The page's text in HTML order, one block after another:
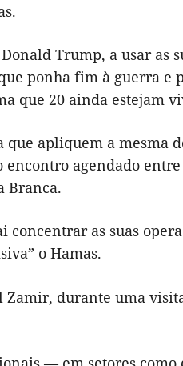
Trump, a usar as
ponha fim à guerra e
que 20 ainda estejam
apliquem a mesma
agendado
Branca.
as suas
o Hamas.
Zamir, durante uma